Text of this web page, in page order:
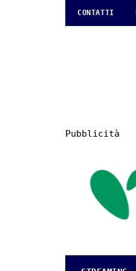
CONTATTI
Pubblicità